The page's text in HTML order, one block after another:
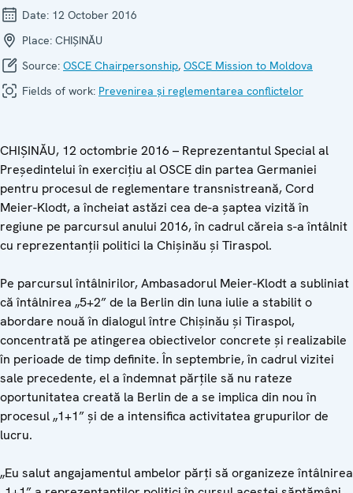
Date: 12 October 2016
Place: CHIȘINĂU
Source: OSCE Chairpersonship, OSCE Mission to Moldova
Fields of work: Prevenirea și reglementarea conflictelor
CHIȘINĂU, 12 octombrie 2016 – Reprezentantul Special al
Președintelui în exercițiu al OSCE din partea Germaniei
pentru procesul de reglementare transnistreană, Cord
Meier-Klodt, a încheiat astăzi cea de-a șaptea vizită în
regiune pe parcursul anului 2016, în cadrul căreia s-a întâlnit
cu reprezentanții politici la Chișinău și Tiraspol.
Pe parcursul întâlnirilor, Ambasadorul Meier-Klodt a subliniat
că întâlnirea „5+2” de la Berlin din luna iulie a stabilit o
abordare nouă în dialogul între Chișinău și Tiraspol,
concentrată pe atingerea obiectivelor concrete și realizabile
în perioade de timp definite. În septembrie, în cadrul vizitei
sale precedente, el a îndemnat părțile să nu rateze
oportunitatea creată la Berlin de a se implica din nou în
procesul „1+1” și de a intensifica activitatea grupurilor de
lucru.
„Eu salut angajamentul ambelor părți să organizeze întâlnirea